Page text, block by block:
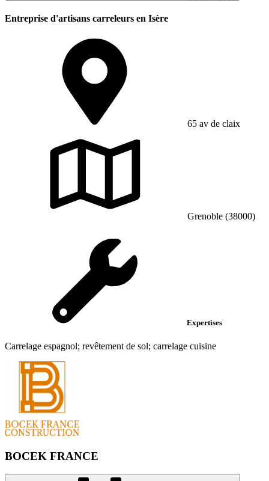
Entreprise d'artisans carreleurs en Isère
65 av de claix
Grenoble (38000)
Expertises
Carrelage espagnol; revêtement de sol; carrelage cuisine
BOCEK FRANCE